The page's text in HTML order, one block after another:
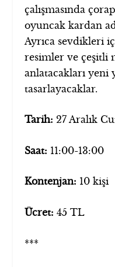
çalışmasında
oyuncak kardan
Ayrıca sevdikleri
resimler ve çeşitli
anlatacakları yeni
tasarlayacaklar.
Tarih: 27 Aralık
Saat: 11:00-13:00
Kontenjan: 10 kişi
Ücret: 45 TL
***